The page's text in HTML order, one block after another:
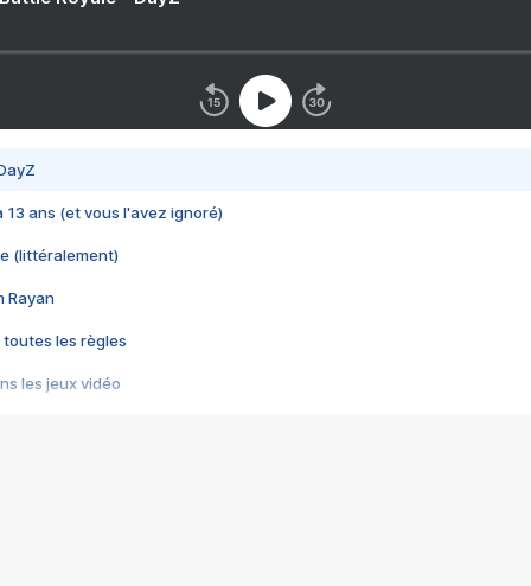
13 ans (et vous l'avez ignoré)
(littéralement)
Rayan
toutes les règles
les jeux vidéo